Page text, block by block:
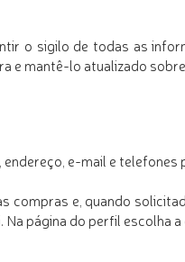
o sigilo de todas as
e mantê-lo atualizado
e-mail e
compras e, quando
. Na página do perfil escolha